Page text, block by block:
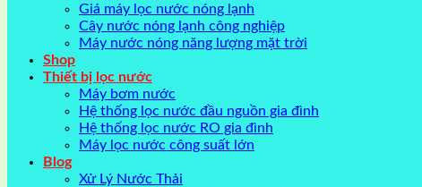
Giá máy lọc nước nóng lạnh
Cây nước nóng lạnh công nghiệp
Máy nước nóng năng lượng mặt trời
Shop
Thiết bị lọc nước
Máy bơm nước
Hệ thống lọc nước đầu nguồn gia đình
Hệ thống lọc nước RO gia đình
Máy lọc nước công suất lớn
Blog
Xử Lý Nước Thải